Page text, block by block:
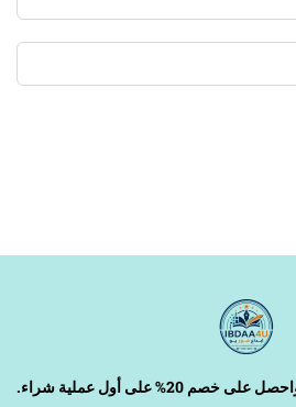
خصم 20% على أول عملية شراء.
‹